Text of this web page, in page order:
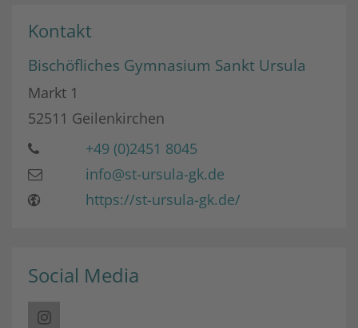
Kontakt
Bischöfliches Gymnasium Sankt Ursula
Markt 1
52511 Geilenkirchen
+49 (0)2451 8045
info@st-ursula-gk.de
https://st-ursula-gk.de/
Social Media